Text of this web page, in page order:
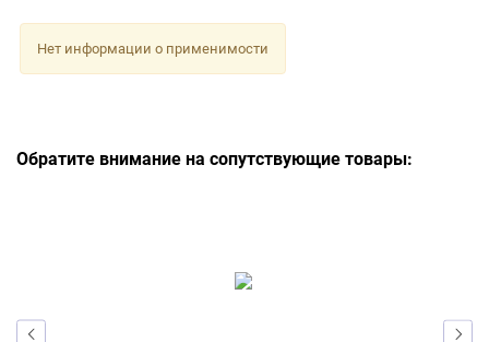
Нет информации о применимости
Обратите внимание на сопутствующие товары: